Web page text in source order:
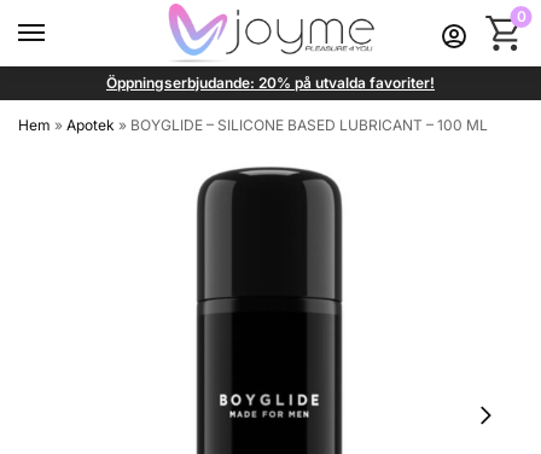
0
Öppningserbjudande: 20% på utvalda favoriter!
Hem » Apotek » BOYGLIDE – SILICONE BASED LUBRICANT – 100 ML